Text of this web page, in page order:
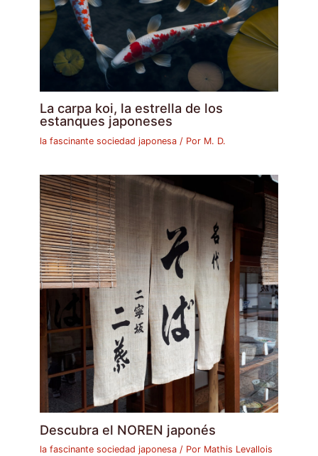
La carpa koi, la estrella de los
estanques japoneses
la fascinante sociedad japonesa / Por M. D.
Descubra el NOREN japonés
la fascinante sociedad japonesa / Por Mathis Levallois